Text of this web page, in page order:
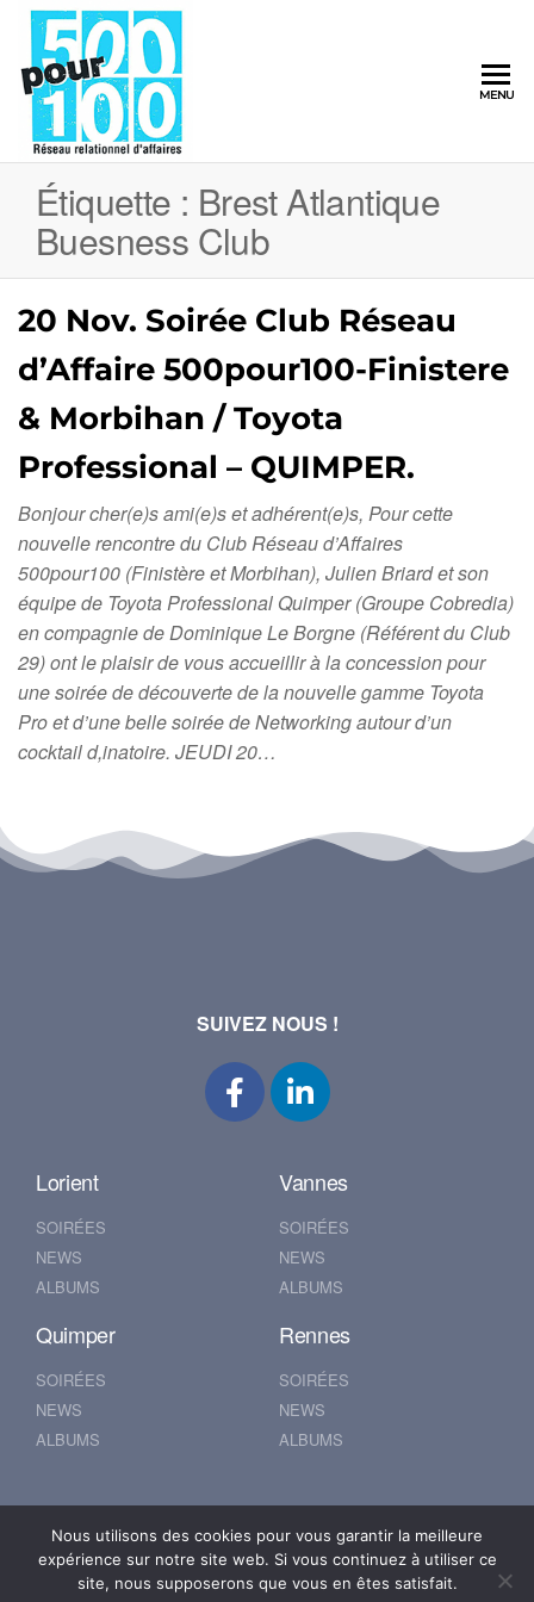
MENU
Étiquette : Brest Atlantique
Buesness Club
20 Nov. Soirée Club Réseau
d’Affaire 500pour100-Finistere
& Morbihan / Toyota
Professional – QUIMPER.
Bonjour cher(e)s ami(e)s et adhérent(e)s, Pour cette
nouvelle rencontre du Club Réseau d’Affaires
500pour100 (Finistère et Morbihan), Julien Briard et son
équipe de Toyota Professional Quimper (Groupe Cobredia)
en compagnie de Dominique Le Borgne (Référent du Club
29) ont le plaisir de vous accueillir à la concession pour
une soirée de découverte de la nouvelle gamme Toyota
Pro et d’une belle soirée de Networking autour d’un
cocktail d,inatoire. JEUDI 20…
SUIVEZ NOUS !
Lorient
SOIRÉES
NEWS
ALBUMS
Vannes
SOIRÉES
NEWS
ALBUMS
Quimper
SOIRÉES
NEWS
ALBUMS
Rennes
SOIRÉES
NEWS
ALBUMS
Nantes
SOIRÉES
SOIRÉES
Nous utilisons des cookies pour vous garantir la meilleure
expérience sur notre site web. Si vous continuez à utiliser ce
site, nous supposerons que vous en êtes satisfait.